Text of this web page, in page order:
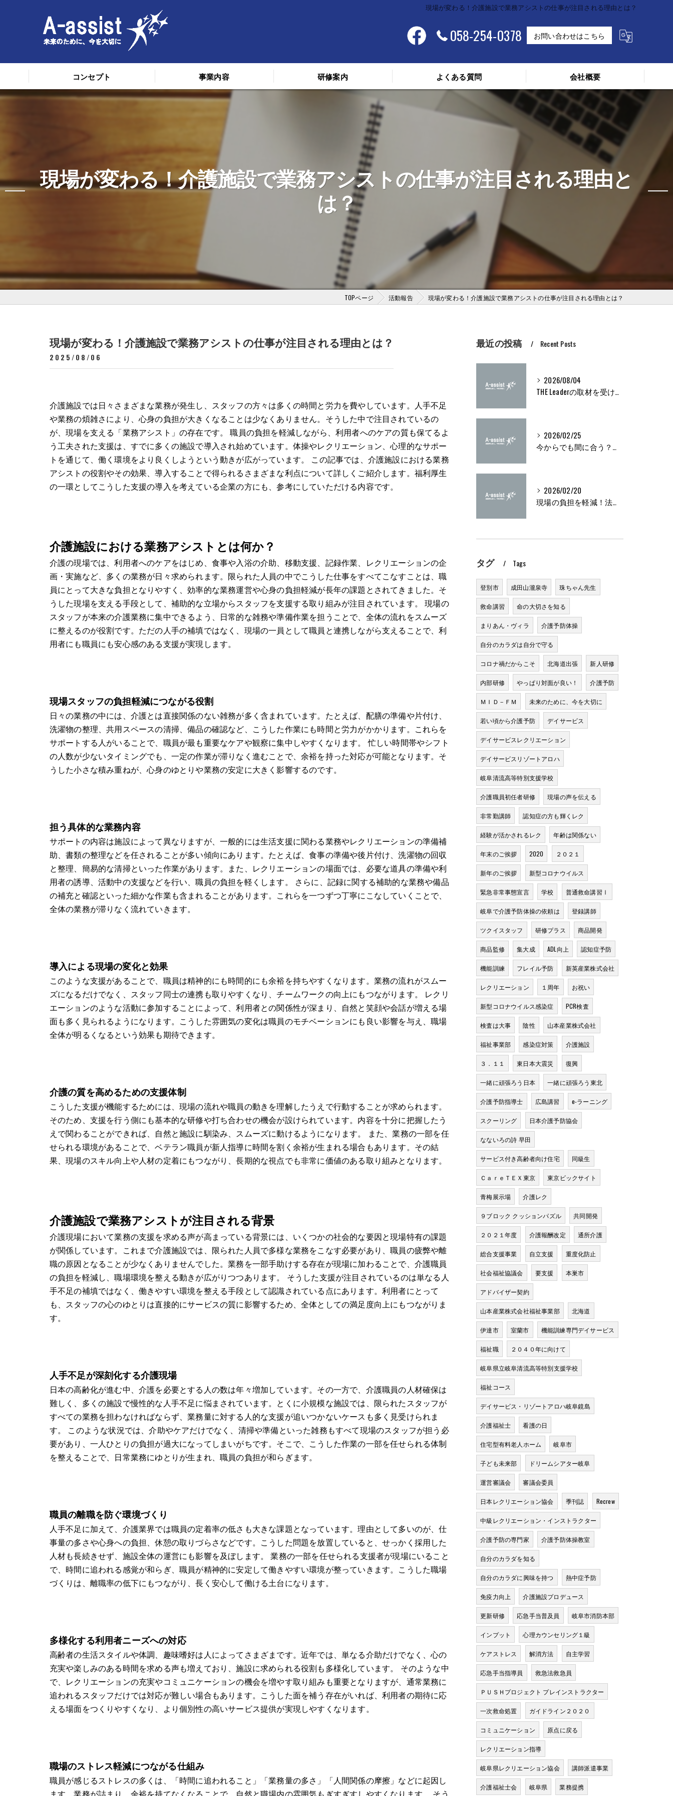
現場が変わる！介護施設で業務アシストの仕事が注目される理由とは？
058-254-0378 お問い合わせはこちら
コンセプト 事業内容 研修案内 よくある質問 会社概要
現場が変わる！介護施設で業務アシストの仕事が注目される理由と
は？
TOPページ 活動報告 現場が変わる！介護施設で業務アシストの仕事が注目される理由とは？
現場が変わる！介護施設で業務アシストの仕事が注目される理由とは？
2025/08/06
介護施設では日々さまざまな業務が発生し、スタッフの方々は多くの時間と労力を費やしています。人手不足
や業務の煩雑さにより、心身の負担が大きくなることは少なくありません。そうした中で注目されているの
が、現場を支える「業務アシスト」の存在です。 職員の負担を軽減しながら、利用者へのケアの質も保てるよ
う工夫された支援は、すでに多くの施設で導入され始めています。体操やレクリエーション、心理的なサポー
トを通じて、働く環境をより良くしようという動きが広がっています。 この記事では、介護施設における業務
アシストの役割やその効果、導入することで得られるさまざまな利点について詳しくご紹介します。福利厚生
の一環としてこうした支援の導入を考えている企業の方にも、参考にしていただける内容です。
介護施設における業務アシストとは何か？
介護の現場では、利用者へのケアをはじめ、食事や入浴の介助、移動支援、記録作業、レクリエーションの企
画・実施など、多くの業務が日々求められます。限られた人員の中でこうした仕事をすべてこなすことは、職
員にとって大きな負担となりやすく、効率的な業務運営や心身の負担軽減が長年の課題とされてきました。そ
うした現場を支える手段として、補助的な立場からスタッフを支援する取り組みが注目されています。 現場の
スタッフが本来の介護業務に集中できるよう、日常的な雑務や準備作業を担うことで、全体の流れをスムーズ
に整えるのが役割です。ただの人手の補填ではなく、現場の一員として職員と連携しながら支えることで、利
用者にも職員にも安心感のある支援が実現します。
現場スタッフの負担軽減につながる役割
日々の業務の中には、介護とは直接関係のない雑務が多く含まれています。たとえば、配膳の準備や片付け、
洗濯物の整理、共用スペースの清掃、備品の確認など、こうした作業にも時間と労力がかかります。これらを
サポートする人がいることで、職員が最も重要なケアや観察に集中しやすくなります。 忙しい時間帯やシフト
の人数が少ないタイミングでも、一定の作業が滞りなく進むことで、余裕を持った対応が可能となります。そ
うした小さな積み重ねが、心身のゆとりや業務の安定に大きく影響するのです。
担う具体的な業務内容
サポートの内容は施設によって異なりますが、一般的には生活支援に関わる業務やレクリエーションの準備補
助、書類の整理などを任されることが多い傾向にあります。たとえば、食事の準備や後片付け、洗濯物の回収
と整理、簡易的な清掃といった作業があります。また、レクリエーションの場面では、必要な道具の準備や利
用者の誘導、活動中の支援などを行い、職員の負担を軽くします。 さらに、記録に関する補助的な業務や備品
の補充と確認といった細かな作業も含まれることがあります。これらを一つずつ丁寧にこなしていくことで、
全体の業務が滞りなく流れていきます。
導入による現場の変化と効果
このような支援があることで、職員は精神的にも時間的にも余裕を持ちやすくなります。業務の流れがスムー
ズになるだけでなく、スタッフ同士の連携も取りやすくなり、チームワークの向上にもつながります。 レクリ
エーションのような活動に参加することによって、利用者との関係性が深まり、自然と笑顔や会話が増える場
面も多く見られるようになります。こうした雰囲気の変化は職員のモチベーションにも良い影響を与え、職場
全体が明るくなるという効果も期待できます。
介護の質を高めるための支援体制
こうした支援が機能するためには、現場の流れや職員の動きを理解したうえで行動することが求められます。
そのため、支援を行う側にも基本的な研修や打ち合わせの機会が設けられています。内容を十分に把握したう
えで関わることができれば、自然と施設に馴染み、スムーズに動けるようになります。 また、業務の一部を任
せられる環境があることで、ベテラン職員が新人指導に時間を割く余裕が生まれる場合もあります。その結
果、現場のスキル向上や人材の定着にもつながり、長期的な視点でも非常に価値のある取り組みとなります。
介護施設で業務アシストが注目される背景
介護現場において業務の支援を求める声が高まっている背景には、いくつかの社会的な要因と現場特有の課題
が関係しています。これまで介護施設では、限られた人員で多様な業務をこなす必要があり、職員の疲弊や離
職の原因となることが少なくありませんでした。業務を一部手助けする存在が現場に加わることで、介護職員
の負担を軽減し、職場環境を整える動きが広がりつつあります。 そうした支援が注目されているのは単なる人
手不足の補填ではなく、働きやすい環境を整える手段として認識されている点にあります。利用者にとって
も、スタッフの心のゆとりは直接的にサービスの質に影響するため、全体としての満足度向上にもつながりま
す。
人手不足が深刻化する介護現場
日本の高齢化が進む中、介護を必要とする人の数は年々増加しています。その一方で、介護職員の人材確保は
難しく、多くの施設で慢性的な人手不足に悩まされています。とくに小規模な施設では、限られたスタッフが
すべての業務を担わなければならず、業務量に対する人的な支援が追いつかないケースも多く見受けられま
す。 このような状況では、介助やケアだけでなく、清掃や準備といった雑務もすべて現場のスタッフが担う必
要があり、一人ひとりの負担が過大になってしまいがちです。そこで、こうした作業の一部を任せられる体制
を整えることで、日常業務にゆとりが生まれ、職員の負担が和らぎます。
職員の離職を防ぐ環境づくり
人手不足に加えて、介護業界では職員の定着率の低さも大きな課題となっています。理由として多いのが、仕
事量の多さや心身への負担、休憩の取りづらさなどです。こうした問題を放置していると、せっかく採用した
人材も長続きせず、施設全体の運営にも影響を及ぼします。 業務の一部を任せられる支援者が現場にいること
で、時間に追われる感覚が和らぎ、職員が精神的に安定して働きやすい環境が整っていきます。こうした職場
づくりは、離職率の低下にもつながり、長く安心して働ける土台になります。
多様化する利用者ニーズへの対応
高齢者の生活スタイルや体調、趣味嗜好は人によってさまざまです。近年では、単なる介助だけでなく、心の
充実や楽しみのある時間を求める声も増えており、施設に求められる役割も多様化しています。 そのような中
で、レクリエーションの充実やコミュニケーションの機会を増やす取り組みも重要となりますが、通常業務に
追われるスタッフだけでは対応が難しい場合もあります。こうした面を補う存在がいれば、利用者の期待に応
える場面をつくりやすくなり、より個別性の高いサービス提供が実現しやすくなります。
職場のストレス軽減につながる仕組み
職員が感じるストレスの多くは、「時間に追われること」「業務量の多さ」「人間関係の摩擦」などに起因し
ます。業務が詰まり、余裕を持てなくなることで、自然と職場内の雰囲気もぎすぎすしやすくなります。 そう
最近の投稿 Recent Posts
2026/08/04
THE Leaderの取材を受けました
2026/02/25
今からでも間に合う？ブライト500取得条件をわかりやすく解説
2026/02/20
現場の負担を軽減！法定研修の実施方法とは？
タグ Tags
登別市 成田山瀧泉寺 珠ちゃん先生
救命講習 命の大切さを知る
まりあん・ヴィラ 介護予防体操
自分のカラダは自分で守る
コロナ禍だからこそ 北海道出張 新人研修
内部研修 やっぱり対面が良い！ 介護予防
ＭＩＤ－ＦＭ 未来のために、今を大切に
若い頃から介護予防 デイサービス
デイサービスレクリエーション
デイサービスリゾートアロハ
岐阜清流高等特別支援学校
介護職員初任者研修 現場の声を伝える
非常勤講師 認知症の方も輝くレク
経験が活かされるレク 年齢は関係ない
年末のご挨拶 2020 ２０２１
新年のご挨拶 新型コロナウイルス
緊急非常事態宣言 学校 普通救命講習Ⅰ
岐阜で介護予防体操の依頼は 登録講師
ツクイスタッフ 研修プラス 商品開発
商品監修 集大成 ADL向上 認知症予防
機能訓練 フレイル予防 新英産業株式会社
レクリエーション １周年 お祝い
新型コロナウイルス感染症 PCR検査
検査は大事 陰性 山本産業株式会社
福祉事業部 感染症対策 介護施設
３．１１ 東日本大震災 復興
一緒に頑張ろう日本 一緒に頑張ろう東北
介護予防指導士 広島講習 e-ラーニング
スクーリング 日本介護予防協会
なないろの詩 早田
サービス付き高齢者向け住宅 同級生
ＣａｒｅＴＥＸ東京 東京ビックサイト
青梅展示場 介護レク
９ブロック クッションパズル 共同開発
２０２１年度 介護報酬改定 通所介護
総合支援事業 自立支援 重度化防止
社会福祉協議会 要支援 本巣市
アドバイザー契約
山本産業株式会社福祉事業部 北海道
伊達市 室蘭市 機能訓練専門デイサービス
福祉職 ２０４０年に向けて
岐阜県立岐阜清流高等特別支援学校
福祉コース
デイサービス・リゾートアロハ岐阜鏡島
介護福祉士 看護の日
住宅型有料老人ホーム 岐阜市
子ども未来部 ドリームシアター岐阜
運営審議会 審議会委員
日本レクリエーション協会 季刊誌 Recrew
中級レクリエーション・インストラクター
介護予防の専門家 介護予防体操教室
自分のカラダを知る
自分のカラダに興味を持つ 熱中症予防
免疫力向上 介護施設プロデュース
更新研修 応急手当普及員 岐阜市消防本部
インプット 心理カウンセリング１級
ケアストレス 解消方法 自主学習
応急手当指導員 救急法救急員
ＰＵＳＨプロジェクト プレインストラクター
一次救命処置 ガイドライン２０２０
コミュニケーション 原点に戻る
レクリエーション指導
岐阜県レクリエーション協会 講師派遣事業
介護福祉士会 岐阜県 業務提携